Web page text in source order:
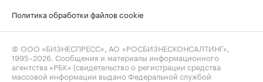
Политика обработки файлов cookie
© ООО «БИЗНЕСПРЕСС», АО «РОСБИЗНЕСКОНСАЛТИНГ»,
1995–2026 . Сообщения и материалы информационного
агентства «РБК» (свидетельство о регистрации средства
массовой информации выдано Федеральной службой